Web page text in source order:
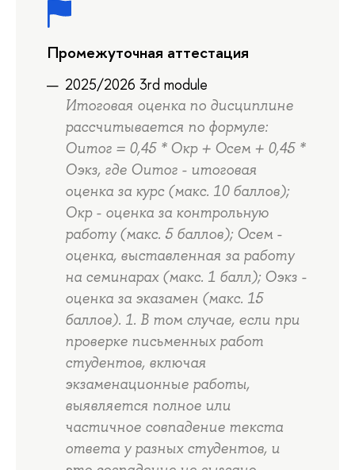
Промежуточная аттестация
2025/2026 3rd module
Итоговая оценка по дисциплине
рассчитывается по формуле:
Оитог = 0,45 * Окр + Осем + 0,45 *
Оэкз, где Оитог - итоговая
оценка за курс (макс. 10 баллов);
Окр - оценка за контрольную
работу (макс. 5 баллов); Осем -
оценка, выставленная за работу
на семинарах (макс. 1 балл); Оэкз -
оценка за эказамен (макс. 15
баллов). 1. В том случае, если при
проверке письменных работ
студентов, включая
экзаменационные работы,
выявляется полное или
частичное совпадение текста
ответа у разных студентов, и